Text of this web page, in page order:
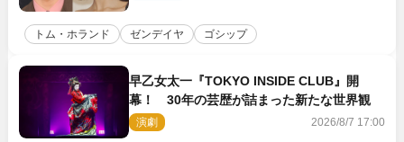
トム・ホランド ゼンデイヤ ゴシップ
早乙女太一『TOKYO INSIDE CLUB』開
幕！ 30年の芸歴が詰まった新たな世界観
演劇 2026/8/7 17:00